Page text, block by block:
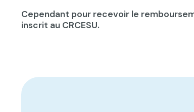
Cependant pour recevoir le
inscrit au CRCESU.